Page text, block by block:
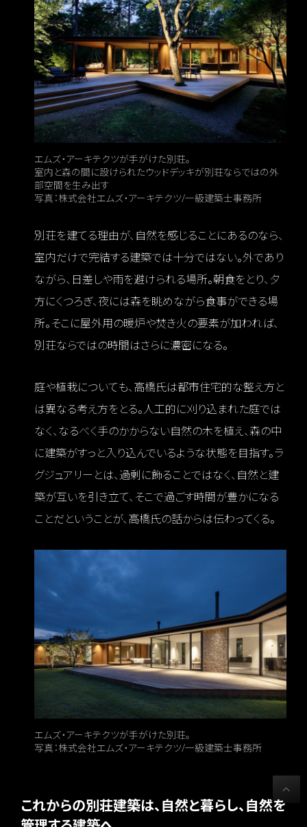
エムズ・アーキテクツが手がけた別荘。
室内と森の間に設けられたウッドデッキが別荘ならではの外
部空間を生み出す
写真：株式会社エムズ・アーキテクツ/一級建築士事務所
別荘を建てる理由が、自然を感じることにあるのなら、
室内だけで完結する建築では十分ではない。外であり
ながら、日差しや雨を避けられる場所。朝食をとり、夕
方にくつろぎ、夜には森を眺めながら食事ができる場
所。そこに屋外用の暖炉や焚き火の要素が加われば、
別荘ならではの時間はさらに濃密になる。
庭や植栽についても、高橋氏は都市住宅的な整え方と
は異なる考え方をとる。人工的に刈り込まれた庭では
なく、なるべく手のかからない自然の木を植え、森の中
に建築がすっと入り込んでいるような状態を目指す。ラ
グジュアリーとは、過剰に飾ることではなく、自然と建
築が互いを引き立て、そこで過ごす時間が豊かになる
ことだということが、高橋氏の話からは伝わってくる。
エムズ・アーキテクツが手がけた別荘。
写真：株式会社エムズ・アーキテクツ/一級建築士事務所
これからの別荘建築は、自然と暮らし、自然を